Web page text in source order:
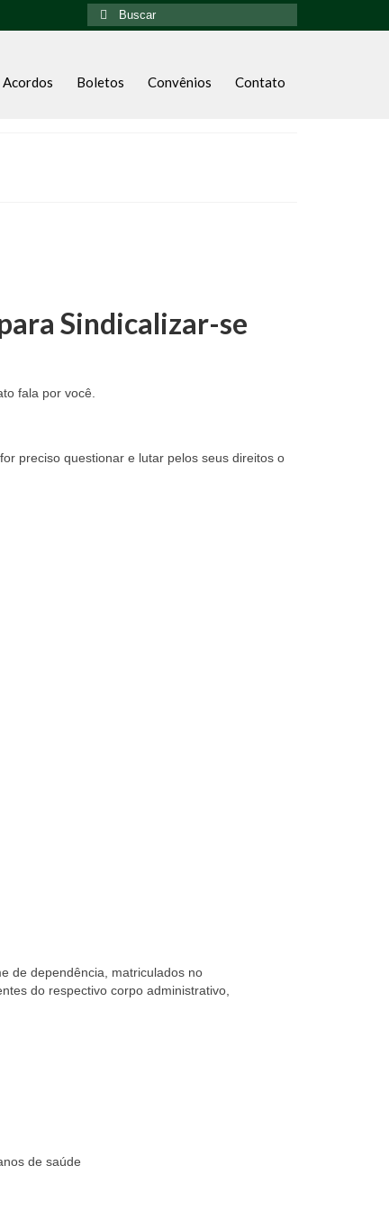
Acordos Boletos Convênios Contato
Sindicalizar-se
fala por você.
preciso questionar e lutar pelos seus direitos o
de dependência, matriculados no
do respectivo corpo administrativo,
de saúde